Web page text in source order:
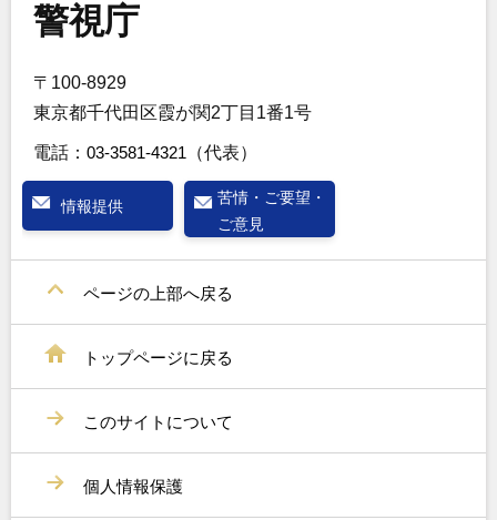
警視庁
〒100-8929
東京都千代田区霞が関2丁目1番1号
電話： 03-3581-4321 （代表）
情報提供
苦情・ご要望・
ご意見
ページの上部へ戻る
トップページに戻る
このサイトについて
個人情報保護